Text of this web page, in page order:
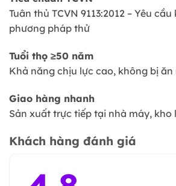
Tuân thủ TCVN 9113:2012 – Yêu
phương pháp thử
Tuổi thọ ≥50 năm
Khả năng chịu lực cao, không bị ăn
Giao hàng nhanh
Sản xuất trực tiếp tại nhà máy, kho
Khách hàng đánh giá